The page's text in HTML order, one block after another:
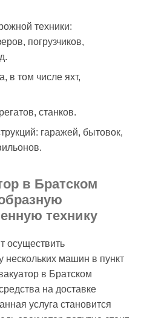
техники:
погрузчиков,
в том числе яхт,
станков.
гаражей, бытовок,
в Братском
технику
осуществить
нескольких машин в пункт
в Братском
на доставке
услуга становится